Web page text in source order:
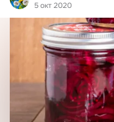
5 окт 2020